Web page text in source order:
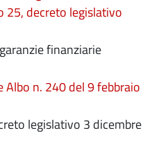
decreto legislativo
finanziarie
Albo n. 240 del 9 febbraio
legislativo 3 dicembre